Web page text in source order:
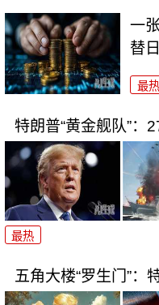
一
替
最热
特朗普“黄金舰队”：
最热
五角大楼“罗生门”：